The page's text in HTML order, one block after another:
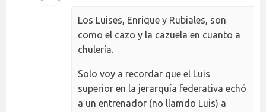
Los Luises, Enrique y Rubiales, son
como el cazo y la cazuela en cuanto a
chulería.
Solo voy a recordar que el Luis
superior en la jerarquía federativa echó
a un entrenador (no llamdo Luis) a